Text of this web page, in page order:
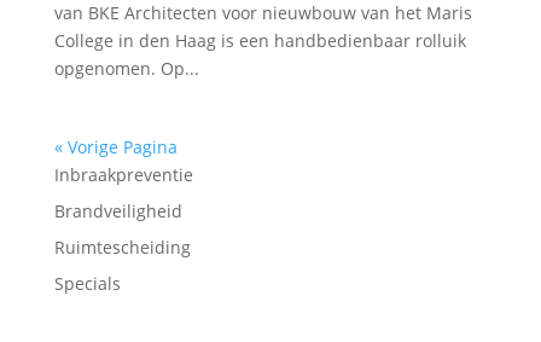
van BKE Architecten voor nieuwbouw van het Maris
College in den Haag is een handbedienbaar rolluik
opgenomen. Op...
« Vorige Pagina
Inbraakpreventie
Brandveiligheid
Ruimtescheiding
Specials